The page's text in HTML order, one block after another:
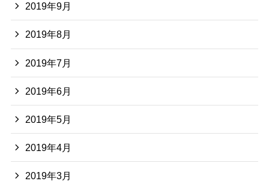
2019年9月
2019年8月
2019年7月
2019年6月
2019年5月
2019年4月
2019年3月